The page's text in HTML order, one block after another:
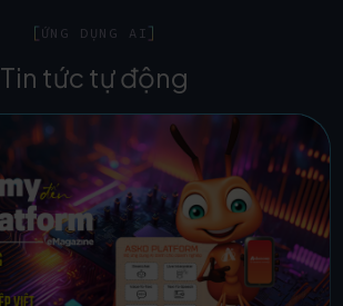
ỨNG DỤNG AI
Tin tức tự động